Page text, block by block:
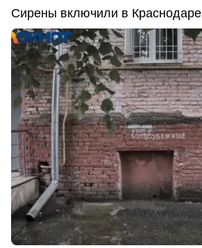
Сирены включили в Краснодаре